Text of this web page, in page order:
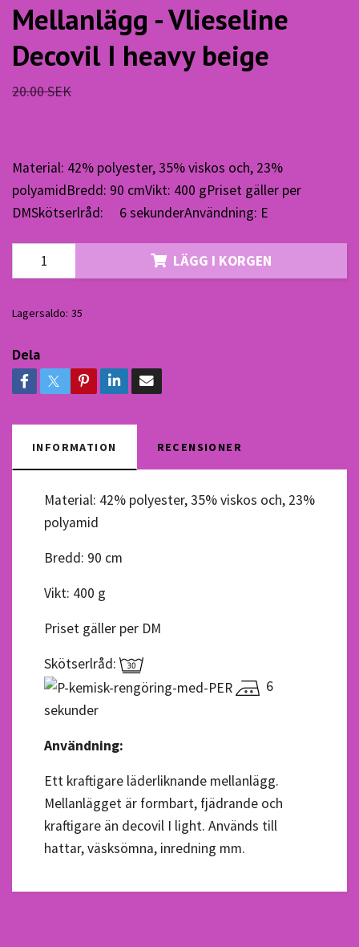
Mellanlägg - Vlieseline
Decovil I heavy beige
20.00 SEK
Material: 42% polyester, 35% viskos och, 23%
polyamidBredd: 90 cmVikt: 400 gPriset gäller per
DMSkötserlråd: 6 sekunderAnvändning: E
LÄGG I KORGEN
Lagersaldo: 35
Dela
INFORMATION RECENSIONER
Material: 42% polyester, 35% viskos och, 23%
polyamid
Bredd: 90 cm
Vikt: 400 g
Priset gäller per DM
Skötserlråd:
6
sekunder
Användning:
Ett kraftigare läderliknande mellanlägg.
Mellanlägget är formbart, fjädrande och
kraftigare än decovil I light. Används till
hattar, väsksömna, inredning mm.